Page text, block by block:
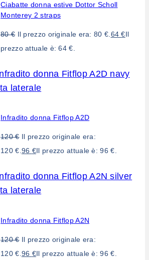
Ciabatte donna estive Dottor Scholl
Monterey 2 straps
80€ Il prezzo originale era: 80 €. 64€Il
prezzo attuale è: 64 €.
Infradito donna Fitflop A2D
120€ Il prezzo originale era:
120 €.96 €Il prezzo attuale è: 96 €.
Infradito donna Fitflop A2N
120€ Il prezzo originale era:
120 €. 96 €Il prezzo attuale è: 96 €.